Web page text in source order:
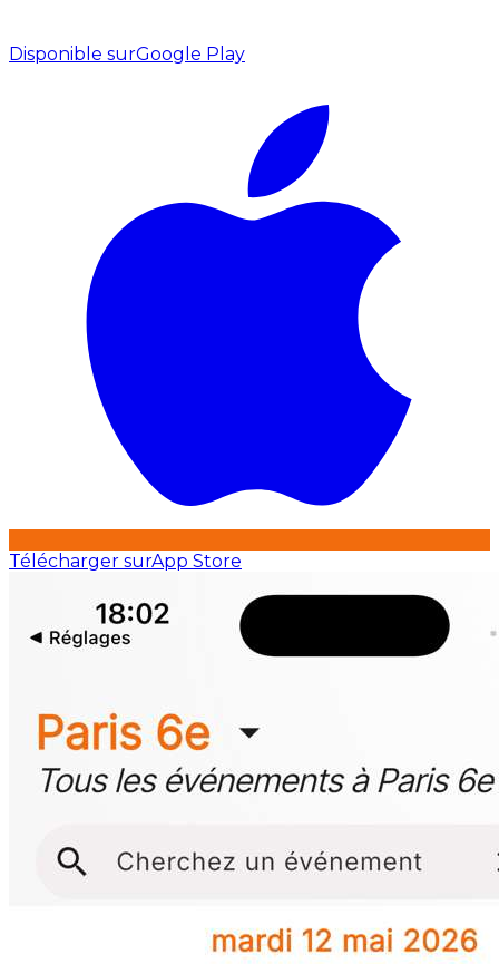
Disponible surGoogle Play
Télécharger surApp Store